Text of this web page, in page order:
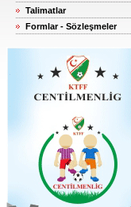
Talimatlar
Formlar - Sözleşmeler